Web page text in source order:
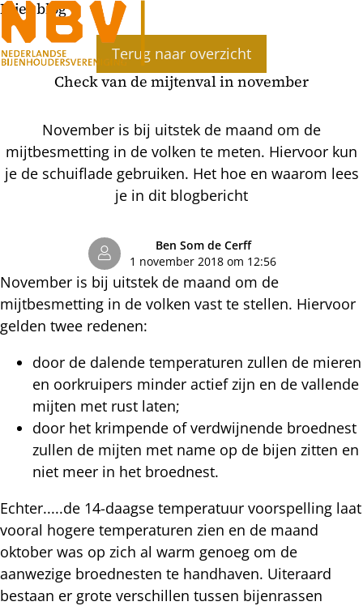
Bijenblog
Terug naar overzicht
Check van de mijtenval in november
November is bij uitstek de maand om de
mijtbesmetting in de volken te meten. Hiervoor kun
je de schuiflade gebruiken. Het hoe en waarom lees
je in dit blogbericht
Ben Som de Cerff
1 november 2018 om 12:56
November is bij uitstek de maand om de
mijtbesmetting in de volken vast te stellen. Hiervoor
gelden twee redenen:
door de dalende temperaturen zullen de mieren
en oorkruipers minder actief zijn en de vallende
mijten met rust laten;
door het krimpende of verdwijnende broednest
zullen de mijten met name op de bijen zitten en
niet meer in het broednest.
Echter.....de 14-daagse temperatuur voorspelling laat
vooral hogere temperaturen zien en de maand
oktober was op zich al warm genoeg om de
aanwezige broednesten te handhaven. Uiteraard
bestaan er grote verschillen tussen bijenrassen